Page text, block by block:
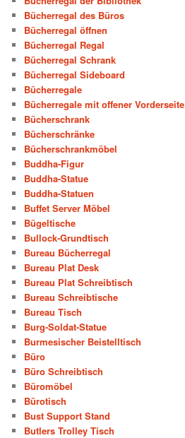
Bücherregal des Büros
Bücherregal öffnen
Bücherregal Regal
Bücherregal Schrank
Bücherregal Sideboard
Bücherregale
Bücherregale mit offener Vorderseite
Bücherschrank
Bücherschränke
Bücherschrankmöbel
Buddha-Figur
Buddha-Statue
Buddha-Statuen
Buffet Server Möbel
Bügeltische
Bullock-Grundtisch
Bureau Bücherregal
Bureau Plat Desk
Bureau Plat Schreibtisch
Bureau Schreibtische
Bureau Tisch
Burg-Soldat-Statue
Burmesischer Beistelltisch
Büro
Büro Schreibtisch
Büromöbel
Bürotisch
Bust Support Stand
Butlers Trolley Tisch